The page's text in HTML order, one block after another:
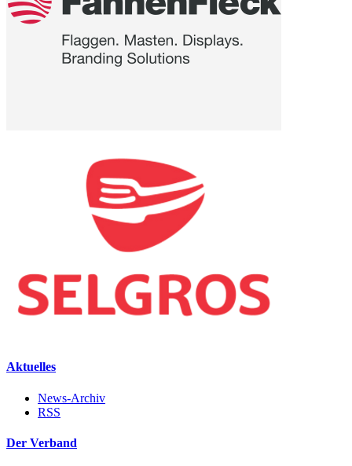
Aktuelles
News-Archiv
RSS
Der Verband